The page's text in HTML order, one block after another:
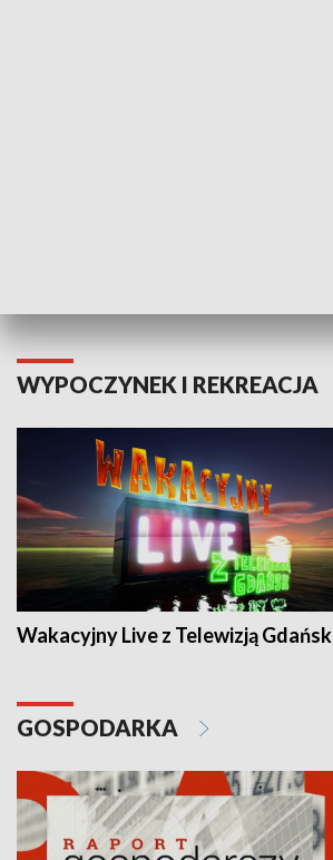
WYPOCZYNEK I REKREACJA
Wakacyjny Live z Telewizją Gdańsk
GOSPODARKA